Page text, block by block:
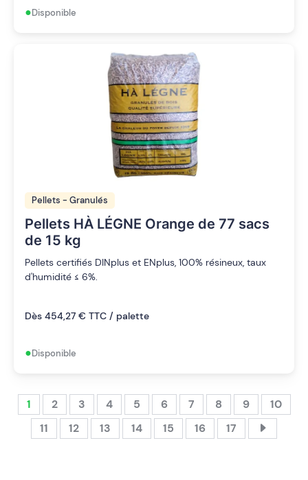
•Disponible
Pellets - Granulés
Pellets HÀ LÉGNE Orange de 77 sacs
de 15 kg
Pellets certifiés DINplus et ENplus, 100% résineux, taux
d'humidité ≤ 6%.
Dès 454,27 € TTC / palette
•Disponible
1 2 3 4 5 6 7 8 9
10
11
12 13 14 15 16 17